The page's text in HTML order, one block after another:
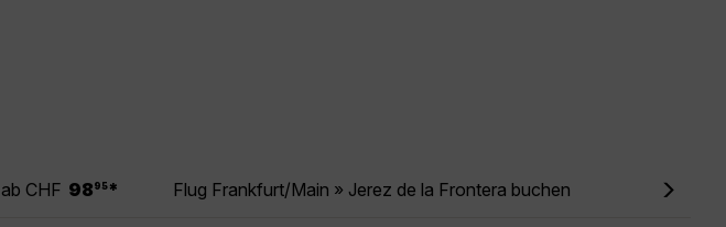
ab CHF 98 95 * Flug Frankfurt/Main » Jerez de la Frontera buchen